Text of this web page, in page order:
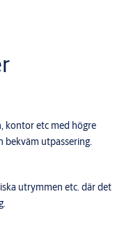
kontor etc med högre
bekväm utpassering.
utrymmen etc. där det